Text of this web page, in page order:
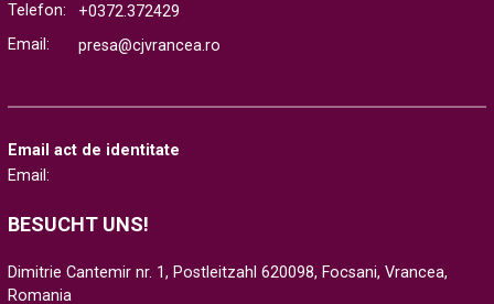
Telefon:
+0372.372429
Email:
presa@cjvrancea.ro
Email act de identitate
Email:
BESUCHT UNS!
Dimitrie Cantemir nr. 1, Postleitzahl 620098, Focsani, Vrancea,
Romania